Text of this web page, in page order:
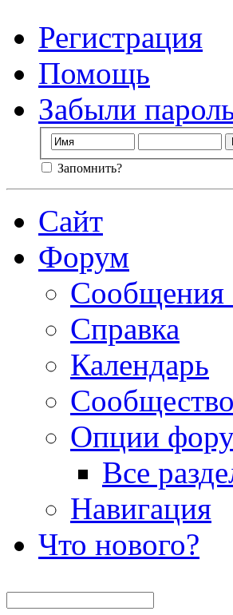
Регистрация
Помощь
Забыли
Запомнить?
Сайт
Форум
Сообщения
Справка
Календарь
Сообщество
Опции
Все
Навигация
Что нового?